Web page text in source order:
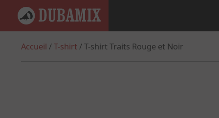
Accueil /T-shirt/ T-shirt Traits Rouge et Noir